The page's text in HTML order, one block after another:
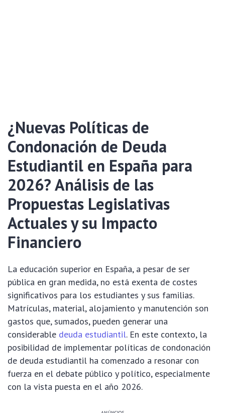
¿Nuevas Políticas de
Condonación de Deuda
Estudiantil en España para
2026? Análisis de las
Propuestas Legislativas
Actuales y su Impacto
Financiero
La educación superior en España, a pesar de ser
pública en gran medida, no está exenta de costes
significativos para los estudiantes y sus familias.
Matrículas, material, alojamiento y manutención son
gastos que, sumados, pueden generar una
considerable deuda estudiantil. En este contexto, la
posibilidad de implementar políticas de condonación
de deuda estudiantil ha comenzado a resonar con
fuerza en el debate público y político, especialmente
con la vista puesta en el año 2026.